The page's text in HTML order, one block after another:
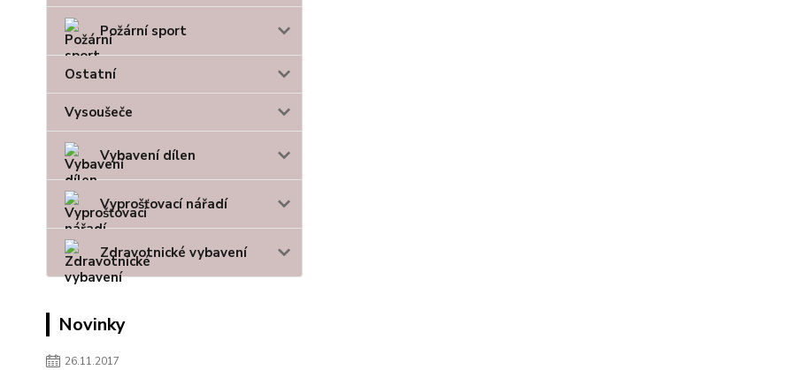
Požární sport
Ostatní
Vysoušeče
Vybavení dílen
Vyprošťovací nářadí
Zdravotnické vybavení
Novinky
26.11.2017